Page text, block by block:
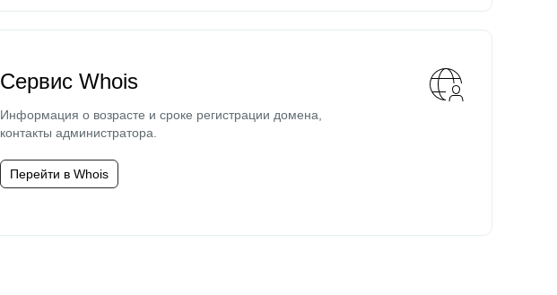
Сервис Whois
Информация о возрасте и сроке регистрации домена,
контакты администратора.
Перейти в Whois